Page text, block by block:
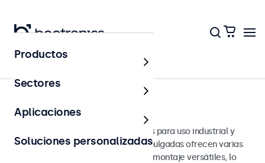
Monitores
Monitores de 15 pulgadas
Monitores de 15 pulgadas diseñados para uso industrial y
profesional. Estos monitores de 15 pulgadas ofrecen varias
conexiones de video y opciones de montaje versátiles, lo
Productos
Sectores
Aplicaciones
Soluciones personalizadas